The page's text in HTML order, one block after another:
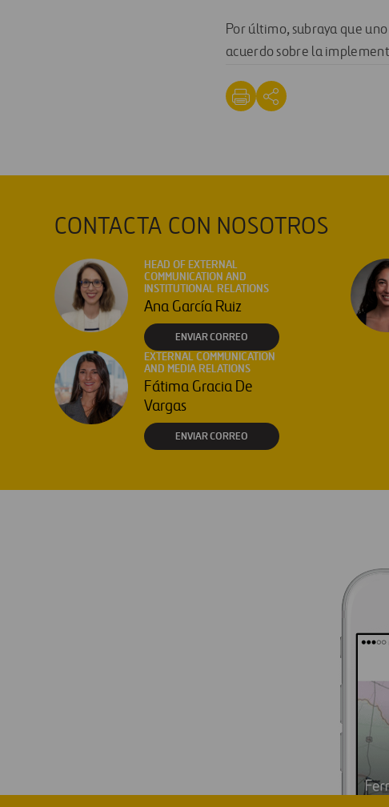
Por último, subraya que
acuerdo sobre la
CONTACTA CON NOSOTROS
HEAD OF EXTERNAL
COMMUNICATION AND
INSTITUTIONAL RELATIONS
Ana García Ruiz
ENVIAR CORREO
EXTERNAL COMMUNICATION
AND MEDIA RELATIONS
Fátima Gracia De
Vargas
ENVIAR CORREO